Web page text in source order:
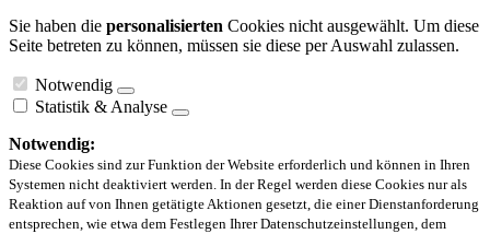
Sie haben die personalisierten Cookies nicht ausgewählt. Um diese
Seite betreten zu können, müssen sie diese per Auswahl zulassen.
Notwendig
Statistik & Analyse
Notwendig:
Diese Cookies sind zur Funktion der Website erforderlich und können in Ihren
Systemen nicht deaktiviert werden. In der Regel werden diese Cookies nur als
Reaktion auf von Ihnen getätigte Aktionen gesetzt, die einer Dienstanforderung
entsprechen, wie etwa dem Festlegen Ihrer Datenschutzeinstellungen, dem